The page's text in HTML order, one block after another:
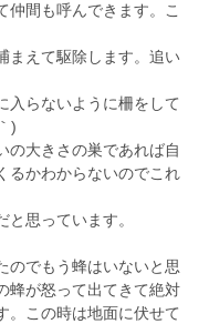
仲間も呼んできます。こ
まえて駆除します。追い
入らないように柵をして
)
の大きさの巣であれば自
るかわからないのでこれ
思っています。
のでもう蜂はいないと思
蜂が怒って出てきて絶対
。この時は地面に伏せて